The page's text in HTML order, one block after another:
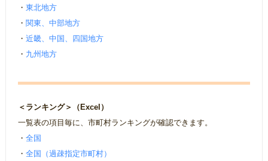
・ 東北地方
・ 関東、中部地方
・ 近畿、中国、四国地方
・ 九州地方
＜ランキング＞（Excel）
一覧表の項目毎に、市町村ランキングが確認できます。
・ 全国
・ 全国（過疎指定市町村）